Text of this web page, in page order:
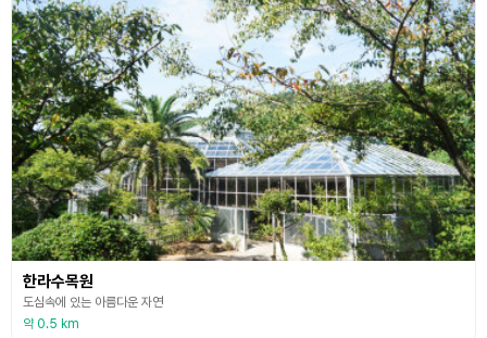
한라수목원
도심속에 있는 아름다운 자연
약 0.5 km